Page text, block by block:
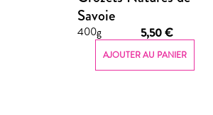
Savoie
400g 5,50€
AJOUTER AU PANIER